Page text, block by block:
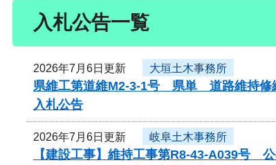
入札公告一覧
2026年7月6日更新 大垣土木事務所
県維工第道維M2-3-1号 県単 道路維持修
入札公告
2026年7月6日更新 岐阜土木事務所
【建設工事】維持工事第R8-43-A039号